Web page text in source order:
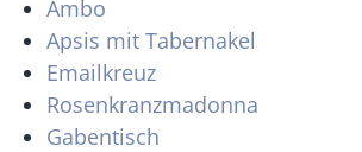
Ambo
Apsis mit Tabernakel
Emailkreuz
Rosenkranzmadonna
Gabentisch